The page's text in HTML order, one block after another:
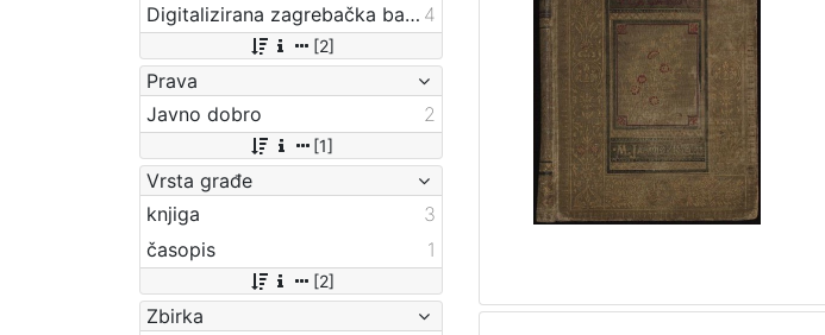
Digitalizirana zagrebačka baština 4
[2]
Prava
Javno dobro
2
[1]
Vrsta građe
knjiga
3
časopis
1
[2]
Zbirka